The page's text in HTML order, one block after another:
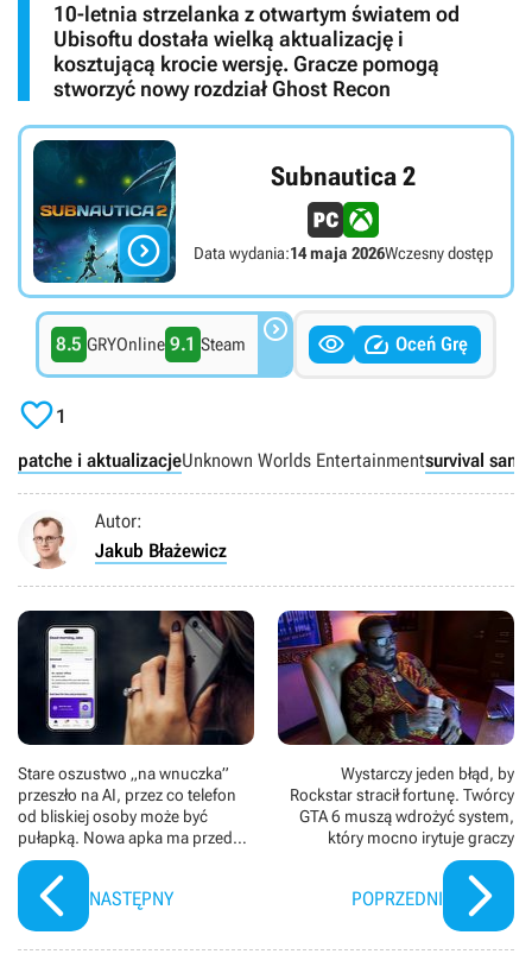
10-letnia strzelanka z otwartym światem od
Ubisoftu dostała wielką aktualizację i
kosztującą krocie wersję. Gracze pomogą
stworzyć nowy rozdział Ghost Recon

Subnautica 2
Data wydania:14 maja 2026Wczesny dostęp
8.5 GRYOnline 9.1 Steam    Oceń Grę
1
patche i aktualizacjeUnknown Worlds Entertainmentsurvival
Autor:
Jakub Błażewicz
Stare oszustwo „na wnuczka”
przeszło na AI, przez co telefon
od bliskiej osoby może być
pułapką. Nowa apka ma przed
tym chronić
NASTĘPNY
Wystarczy jeden błąd, by
Rockstar stracił fortunę. Twórcy
GTA 6 muszą wdrożyć system,
który mocno irytuje graczy
POPRZEDNI